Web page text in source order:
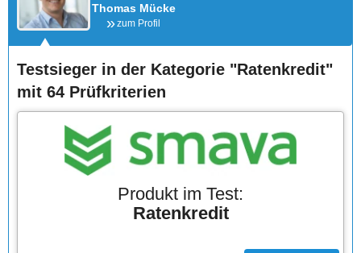
Thomas Mücke
zum Profil
Testsieger in der Kategorie "Ratenkredit"
mit 64 Prüfkriterien
Produkt im Test:
Ratenkredit